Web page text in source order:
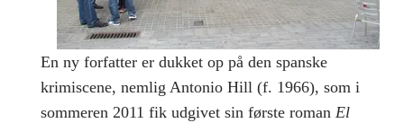
En ny forfatter er dukket op på den spanske
krimiscene, nemlig Antonio Hill (f. 1966), som i
sommeren 2011 fik udgivet sin første roman El